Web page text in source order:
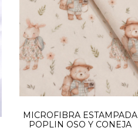
MICROFIBRA ESTAMPADA
POPLIN OSO Y CONEJA